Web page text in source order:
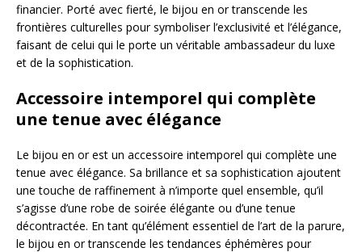
financier. Porté avec fierté, le bijou en or transcende les
frontières culturelles pour symboliser l’exclusivité et l’élégance,
faisant de celui qui le porte un véritable ambassadeur du luxe
et de la sophistication.
Accessoire intemporel qui complète
une tenue avec élégance
Le bijou en or est un accessoire intemporel qui complète une
tenue avec élégance. Sa brillance et sa sophistication ajoutent
une touche de raffinement à n’importe quel ensemble, qu’il
s’agisse d’une robe de soirée élégante ou d’une tenue
décontractée. En tant qu’élément essentiel de l’art de la parure,
le bijou en or transcende les tendances éphémères pour